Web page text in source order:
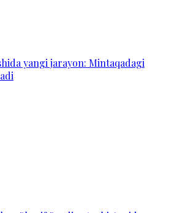
yangi jarayon: Mintaqadagi